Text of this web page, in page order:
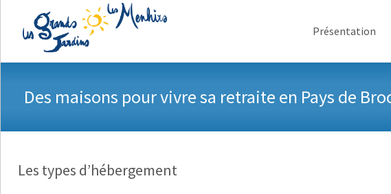
Présentation
Des maisons pour vivre sa retraite en Pays de
Les types d’hébergement